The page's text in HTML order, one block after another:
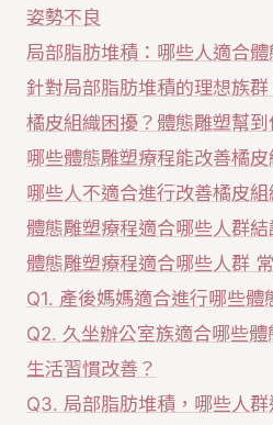
姿勢不良
局部脂肪堆積：哪些人適合體
針對局部脂肪堆積的理想族群
橘皮組織困擾？體態雕塑幫到
哪些體態雕塑療程能改善橘皮
哪些人不適合進行改善橘皮
體態雕塑療程適合哪些人群結
體態雕塑療程適合哪些人群
Q1. 產後媽媽適合進行哪些體
Q2. 久坐辦公室族適合哪些
生活習慣改善？
Q3. 局部脂肪堆積，哪些人